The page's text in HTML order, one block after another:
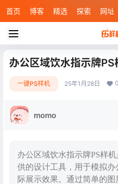
首页 博客 精选 探索 网址
办公区域饮水指示牌PS
一键PS样机 25年1月28日 0
momo
办公区域饮水指示牌PS样
供的设计工具，用于模拟
际展示效果。通过简单的